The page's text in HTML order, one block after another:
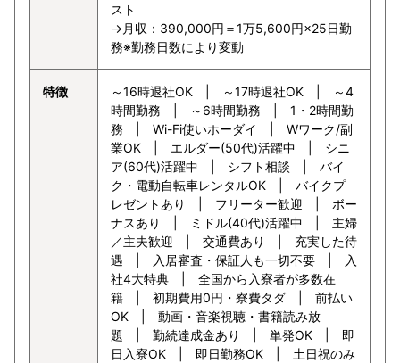
スト
→月収：390,000円＝1万5,600円×25日勤
務※勤務日数により変動
特徴
～16時退社OK | ～17時退社OK | ～4
時間勤務 | ～6時間勤務 | 1・2時間勤
務 | Wi-Fi使いホーダイ | Wワーク/副
業OK | エルダー(50代)活躍中 | シニ
ア(60代)活躍中 | シフト相談 | バイ
ク・電動自転車レンタルOK | バイクプ
レゼントあり | フリーター歓迎 | ボー
ナスあり | ミドル(40代)活躍中 | 主婦
／主夫歓迎 | 交通費あり | 充実した待
遇 | 入居審査・保証人も一切不要 | 入
社4大特典 | 全国から入寮者が多数在
籍 | 初期費用0円・寮費タダ | 前払い
OK | 動画・音楽視聴・書籍読み放
題 | 勤続達成金あり | 単発OK | 即
日入寮OK | 即日勤務OK | 土日祝のみ